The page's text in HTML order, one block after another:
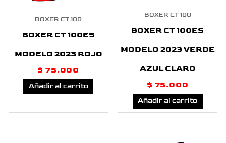
BOXER CT 100
BOXER CT 100ES
MODELO 2023 ROJO
$ 75.000
Añadir al carrito
BOXER CT 100
BOXER CT 100ES
MODELO 2023 VERDE
AZUL CLARO
$ 75.000
Añadir al carrito